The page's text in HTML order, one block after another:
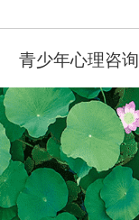
青少年心理咨询